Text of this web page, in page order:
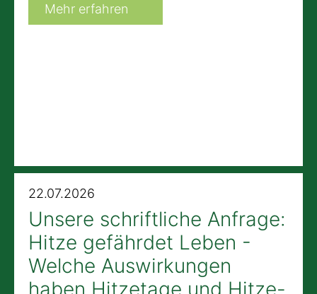
Mehr erfahren
22.07.2026
Unsere schriftliche Anfrage:
Hitze gefährdet Leben -
Welche Auswirkungen
haben Hitzetage und Hitze-